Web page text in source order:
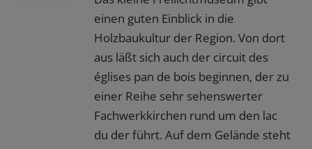
einen guten Einblick in die
Holzbaukultur der Region. Von dort
aus läßt sich auch der circuit des
églises pan de bois beginnen, der zu
einer Reihe sehr sehenswerter
Fachwerkkirchen rund um den lac
du der führt. Auf dem Gelände steht